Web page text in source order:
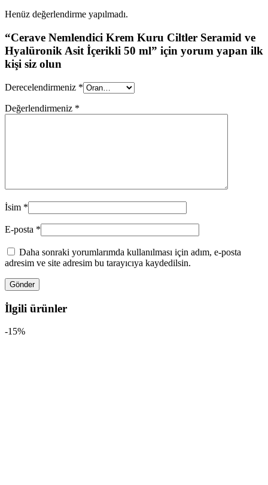
Henüz değerlendirme yapılmadı.
“Cerave Nemlendici Krem Kuru Ciltler Seramid ve
Hyalüronik Asit İçerikli 50 ml” için yorum yapan ilk
kişi siz olun
Derecelendirmeniz *
Değerlendirmeniz *
İsim *
E-posta *
Daha sonraki yorumlarımda kullanılması için adım, e-posta
adresim ve site adresim bu tarayıcıya kaydedilsin.
İlgili ürünler
-15%